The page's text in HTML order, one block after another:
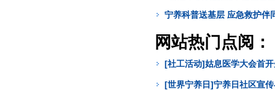
宁养科普送基层 应急救护伴
网站热门点阅：
[社工活动]姑息医学大会首
[世界宁养日]宁养日社区宣